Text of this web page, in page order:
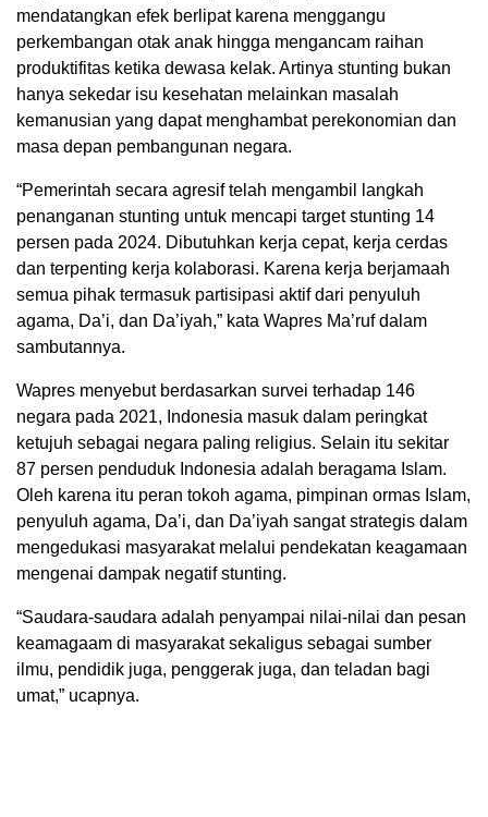
mendatangkan efek berlipat karena menggangu
perkembangan otak anak hingga mengancam raihan
produktifitas ketika dewasa kelak. Artinya stunting bukan
hanya sekedar isu kesehatan melainkan masalah
kemanusian yang dapat menghambat perekonomian dan
masa depan pembangunan negara.
“Pemerintah secara agresif telah mengambil langkah
penanganan stunting untuk mencapi target stunting 14
persen pada 2024. Dibutuhkan kerja cepat, kerja cerdas
dan terpenting kerja kolaborasi. Karena kerja berjamaah
semua pihak termasuk partisipasi aktif dari penyuluh
agama, Da’i, dan Da’iyah,” kata Wapres Ma’ruf dalam
sambutannya.
Wapres menyebut berdasarkan survei terhadap 146
negara pada 2021, Indonesia masuk dalam peringkat
ketujuh sebagai negara paling religius. Selain itu sekitar
87 persen penduduk Indonesia adalah beragama Islam.
Oleh karena itu peran tokoh agama, pimpinan ormas Islam,
penyuluh agama, Da’i, dan Da’iyah sangat strategis dalam
mengedukasi masyarakat melalui pendekatan keagamaan
mengenai dampak negatif stunting.
“Saudara-saudara adalah penyampai nilai-nilai dan pesan
keamagaam di masyarakat sekaligus sebagai sumber
ilmu, pendidik juga, penggerak juga, dan teladan bagi
umat,” ucapnya.